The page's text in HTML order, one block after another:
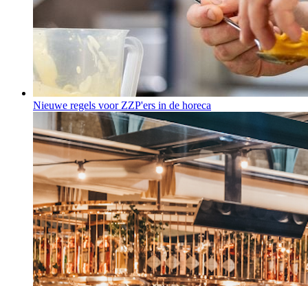
Nieuwe regels voor ZZP'ers in de horeca